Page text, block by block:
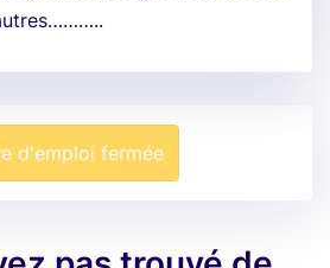
d'emploi fermée